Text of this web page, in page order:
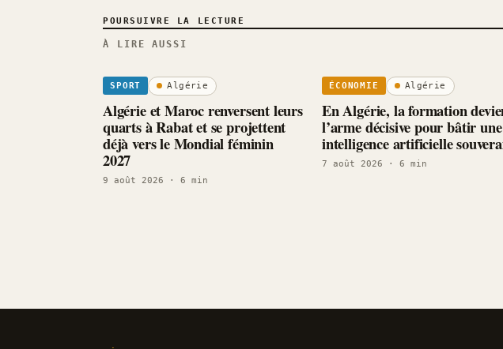
POURSUIVRE LA LECTURE
À LIRE AUSSI
SPORT Algérie
Algérie et Maroc renversent leurs
quarts à Rabat et se projettent
déjà vers le Mondial féminin
2027
9 août 2026 · 6 min
ÉCONOMIE Algérie
En Algérie, la formation
l’arme décisive pour bâtir une
intelligence artificielle
7 août 2026 · 6 min